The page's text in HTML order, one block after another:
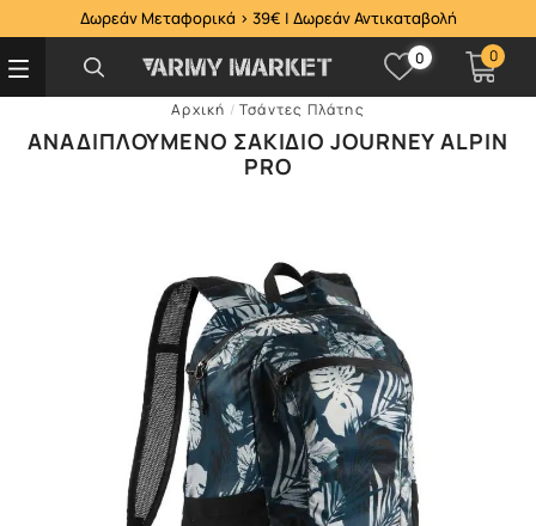
Δωρεάν Μεταφορικά > 39€ | Δωρεάν Αντικαταβολή
0 0
Αρχική / Τσάντες Πλάτης
ΑΝΑΔΙΠΛΟΎΜΕΝΟ ΣΑΚΊΔΙΟ JOURNEY ALPIN
PRO